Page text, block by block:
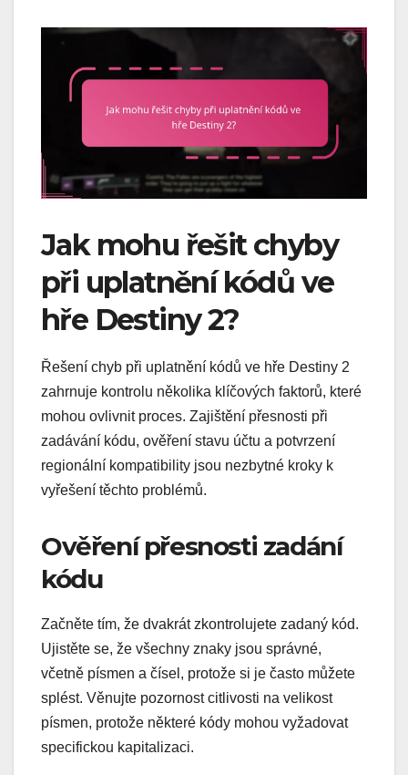
Jak mohu řešit chyby
při uplatnění kódů ve
hře Destiny 2?
Řešení chyb při uplatnění kódů ve hře Destiny 2
zahrnuje kontrolu několika klíčových faktorů, které
mohou ovlivnit proces. Zajištění přesnosti při
zadávání kódu, ověření stavu účtu a potvrzení
regionální kompatibility jsou nezbytné kroky k
vyřešení těchto problémů.
Ověření přesnosti zadání
kódu
Začněte tím, že dvakrát zkontrolujete zadaný kód.
Ujistěte se, že všechny znaky jsou správné,
včetně písmen a čísel, protože si je často můžete
splést. Věnujte pozornost citlivosti na velikost
písmen, protože některé kódy mohou vyžadovat
specifickou kapitalizaci.